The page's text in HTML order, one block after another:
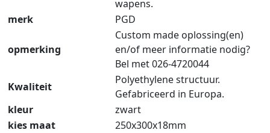
wapens.
merk
PGD
opmerking
Custom made oplossing(en)
en/of meer informatie nodig?
Bel met 026-4720044
Kwaliteit
Polyethylene structuur.
Gefabriceerd in Europa.
kleur
zwart
kies maat
250x300x18mm